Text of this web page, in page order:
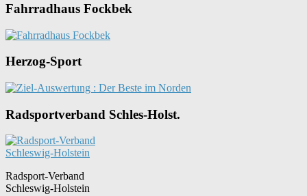
Fahrradhaus Fockbek
Herzog-Sport
Radsportverband Schles-Holst.
Radsport-Verband
Schleswig-Holstein